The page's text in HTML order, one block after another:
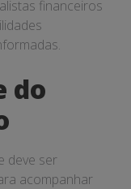
financeiros
do
deve ser
acompanhar